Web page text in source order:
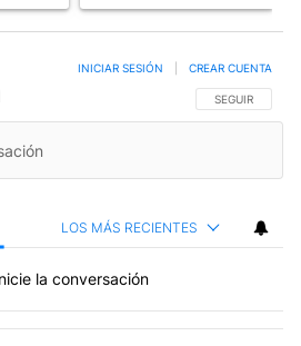
SIGA ESTA
SEGUIR
INICIAR SESIÓN CREAR CUENTA
LOS MÁS RECIENTES
la conversación